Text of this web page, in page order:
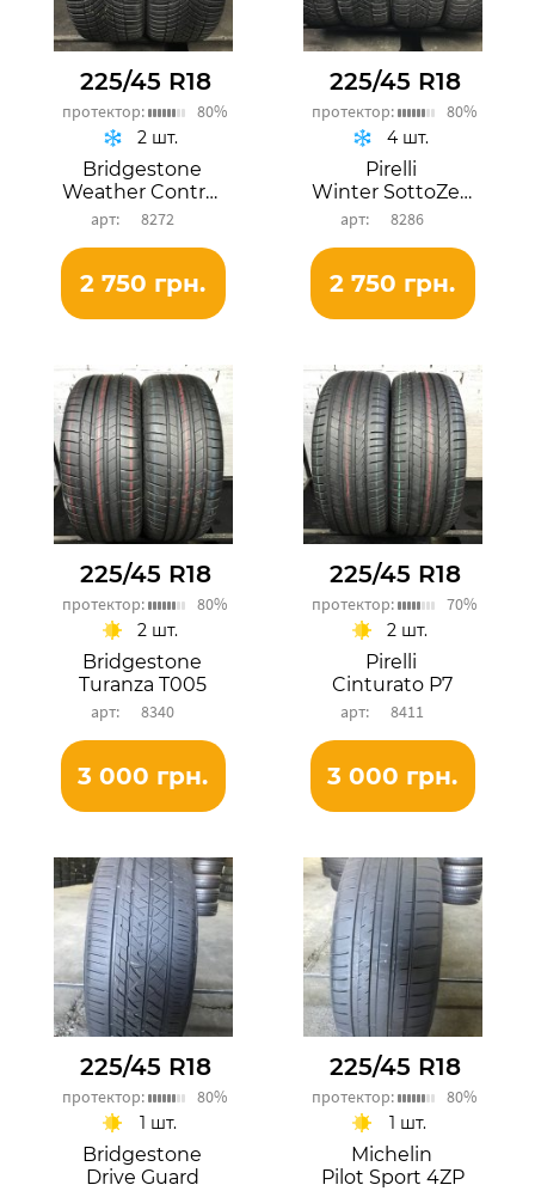
225/45 R18
протектор: 80%
Bridgestone
Weather Control A005 EVO
8272
2 шт.
2 750 грн.
225/45 R18
протектор: 80%
Pirelli
Winter SottoZero 3
8286
4 шт.
2 750 грн.
225/45 R18
протектор: 80%
Bridgestone
Turanza T005
8340
2 шт.
3 000 грн.
225/45 R18
протектор: 70%
Pirelli
Cinturato P7
8411
2 шт.
3 000 грн.
225/45 R18
протектор: 80%
Bridgestone
Drive Guard
1 шт.
225/45 R18
протектор: 80%
Michelin
Pilot Sport 4ZP
1 шт.